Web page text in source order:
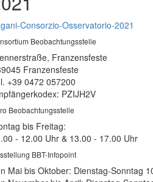
Consorzio-Osservatorio-2021
Beobachtungsstelle
Franzensfeste
Franzensfeste
+39 0472 057200
PZIJH2V
Beobachtungsstelle
bis Freitag:
- 12.00 Uhr & 13.00 - 17.00 Uhr
BBT-Infopoint
Mai bis Oktober: Dienstag-Sonntag